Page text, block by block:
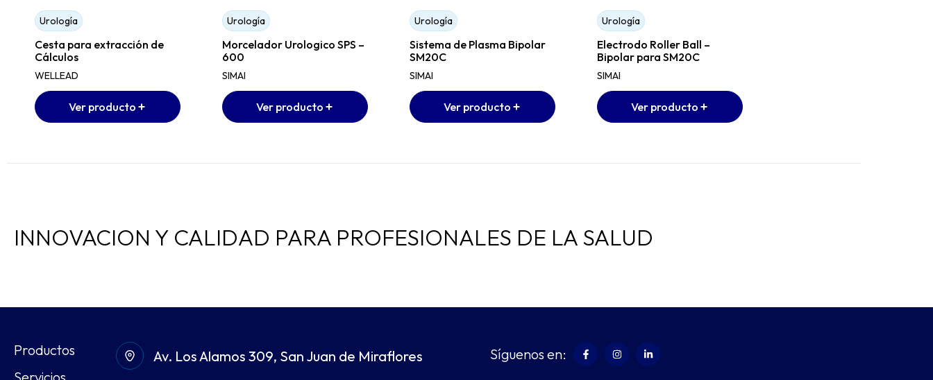
Urología
Cesta para extracción de
Cálculos
WELLEAD
Ver producto
Urología
Morcelador Urologico SPS –
600
SIMAI
Ver producto
Urología
Sistema de Plasma Bipolar
SM20C
SIMAI
Ver producto
Urología
Electrodo Roller Ball –
Bipolar para SM20C
SIMAI
Ver producto
INNOVACION Y CALIDAD PARA PROFESIONALES DE LA SALUD
Productos
Av. Los Alamos 309, San Juan de Miraflores Síguenos en: